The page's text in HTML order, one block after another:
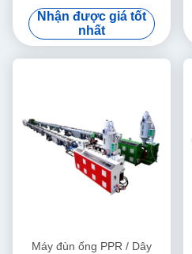
ống với HYZS65/132 ốc đôi
vít Extruder
Nhận được giá tốt
nhất
Máy đùn ống PPR / Dây